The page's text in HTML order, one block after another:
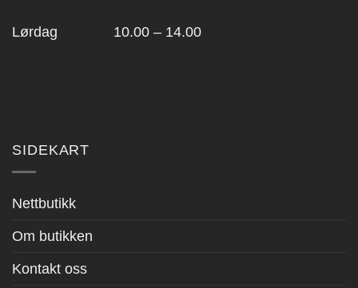
Lørdag 10.00 – 14.00
SIDEKART
Nettbutikk
Om butikken
Kontakt oss